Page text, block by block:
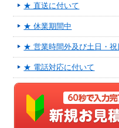
★ 直送に付いて
★ 休業期間中
★ 営業時間外及び土日・祝
★ 電話対応に付いて